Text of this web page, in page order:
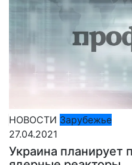
НОВОСТИ Зарубежье
27.04.2021
Украина планирует